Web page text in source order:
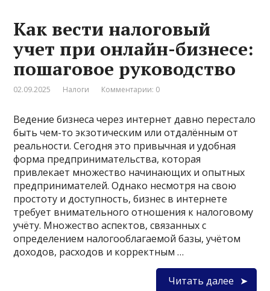
Как вести налоговый
учет при онлайн-бизнесе:
пошаговое руководство
02.09.2025 Налоги Комментарии: 0
Ведение бизнеса через интернет давно перестало
быть чем-то экзотическим или отдалённым от
реальности. Сегодня это привычная и удобная
форма предпринимательства, которая
привлекает множество начинающих и опытных
предпринимателей. Однако несмотря на свою
простоту и доступность, бизнес в интернете
требует внимательного отношения к налоговому
учёту. Множество аспектов, связанных с
определением налогооблагаемой базы, учётом
доходов, расходов и корректным …
Читать далее